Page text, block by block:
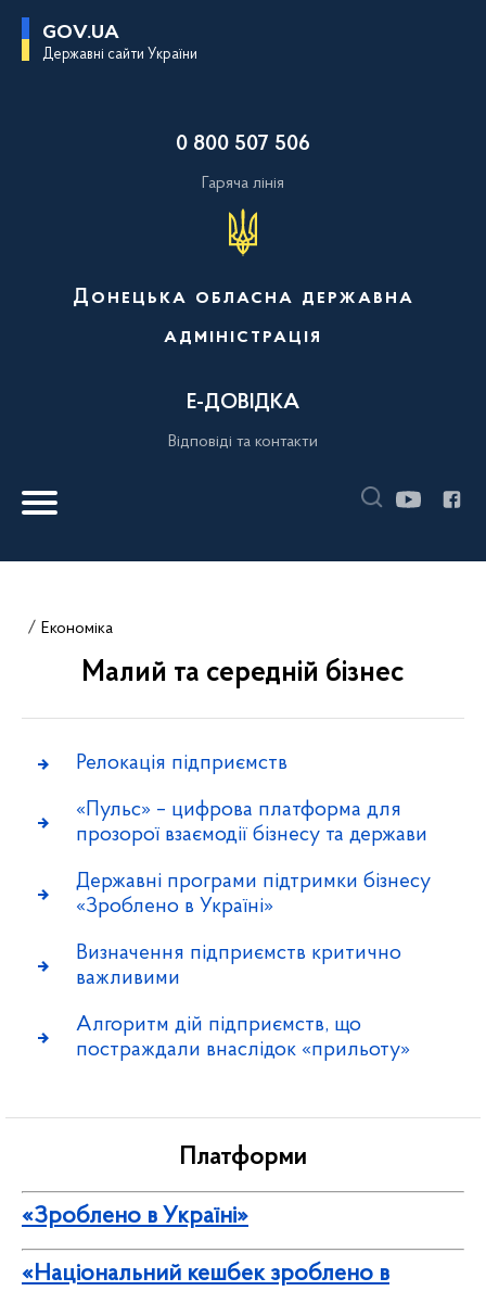
GOV.UA
Державні сайти України
0 800 507 506
Гаряча лінія
Донецька обласна державна
адміністрація
Е-ДОВІДКА
Відповіді та контакти
Економіка
Малий та середній бізнес
Релокація підприємств
«Пульс» – цифрова платформа для
прозорої взаємодії бізнесу та держави
Державні програми підтримки бізнесу
«Зроблено в Україні»
Визначення підприємств критично
важливими
Алгоритм дій підприємств, що
постраждали внаслідок «прильоту»
Платформи
«Зроблено в Україні»
«Національний кешбек зроблено в